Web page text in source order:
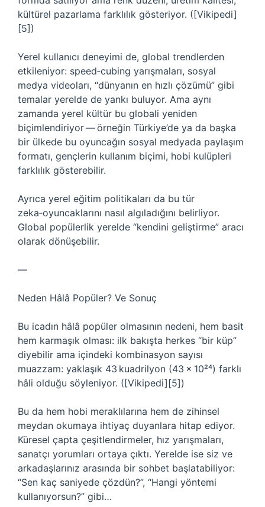
kültürel pazarlama farklılık gösteriyor. ([Vikipedi]
[5])
Yerel kullanıcı deneyimi de, global trendlerden
etkileniyor: speed‑cubing yarışmaları, sosyal
medya videoları, “dünyanın en hızlı çözümü” gibi
temalar yerelde de yankı buluyor. Ama aynı
zamanda yerel kültür bu globali yeniden
biçimlendiriyor — örneğin Türkiye’de ya da başka
bir ülkede bu oyuncağın sosyal medyada paylaşım
formatı, gençlerin kullanım biçimi, hobi kulüpleri
farklılık gösterebilir.
Ayrıca yerel eğitim politikaları da bu tür
zeka‑oyuncaklarını nasıl algıladığını belirliyor.
Global popülerlik yerelde “kendini geliştirme” aracı
olarak dönüşebilir.
—
Neden Hâlâ Popüler? Ve Sonuç
Bu icadın hâlâ popüler olmasının nedeni, hem basit
hem karmaşık olması: ilk bakışta herkes “bir küp”
diyebilir ama içindeki kombinasyon sayısı
muazzam: yaklaşık 43 kuadrilyon (43 x 10²⁴) farklı
hâli olduğu söyleniyor. ([Vikipedi][5])
Bu da hem hobi meraklılarına hem de zihinsel
meydan okumaya ihtiyaç duyanlara hitap ediyor.
Küresel çapta çeşitlendirmeler, hız yarışmaları,
sanatçı yorumları ortaya çıktı. Yerelde ise siz ve
arkadaşlarınız arasında bir sohbet başlatabiliyor:
“Sen kaç saniyede çözdün?”, “Hangi yöntemi
kullanıyorsun?” gibi…